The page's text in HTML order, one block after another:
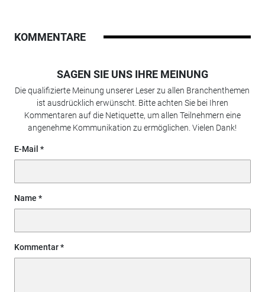
KOMMENTARE
SAGEN SIE UNS IHRE MEINUNG
Die qualifizierte Meinung unserer Leser zu allen Branchenthemen
ist ausdrücklich erwünscht. Bitte achten Sie bei Ihren
Kommentaren auf die Netiquette, um allen Teilnehmern eine
angenehme Kommunikation zu ermöglichen. Vielen Dank!
E-Mail
Name
Kommentar